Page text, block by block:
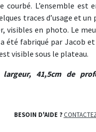
courbé. L’ensemble
traces d’usage et
visibles en photo. Le
été fabriqué par Jacob
visible sous le plateau.
largeur, 41,5cm de
BESOIN D'AIDE ?